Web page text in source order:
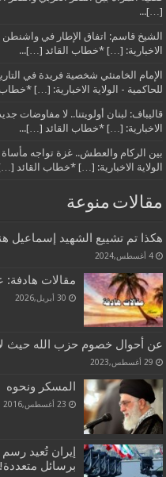
[…]...
الشيخ قاسم: اتفاق الإطار في واشنطن
الاخبارية: […] *خطاب القائد […]...
الإمام الخامنئي شخصية فريدة في
للحاكمية - الولاية الاخبارية: […]
قاليباف: لبنان أولويتنا.. لا مفاوضات
الاخبارية: […] *خطاب القائد […]...
بين الركام والعطش.. غزة تواجه مأساة
الولاية الاخبارية: […] *خطاب القائد
مقالات منوعة
هكذا تم تشييع الشهيد إسماعيل
4 أغسطس,2024
مقالات هادفة:
30 أبريل,2026
عن أحوال خصوم حزب الله حيث
29 أغسطس,2023
المسكر ونحوه
23 أغسطس,2016
إيران تُعيد
برسائل متعددة!